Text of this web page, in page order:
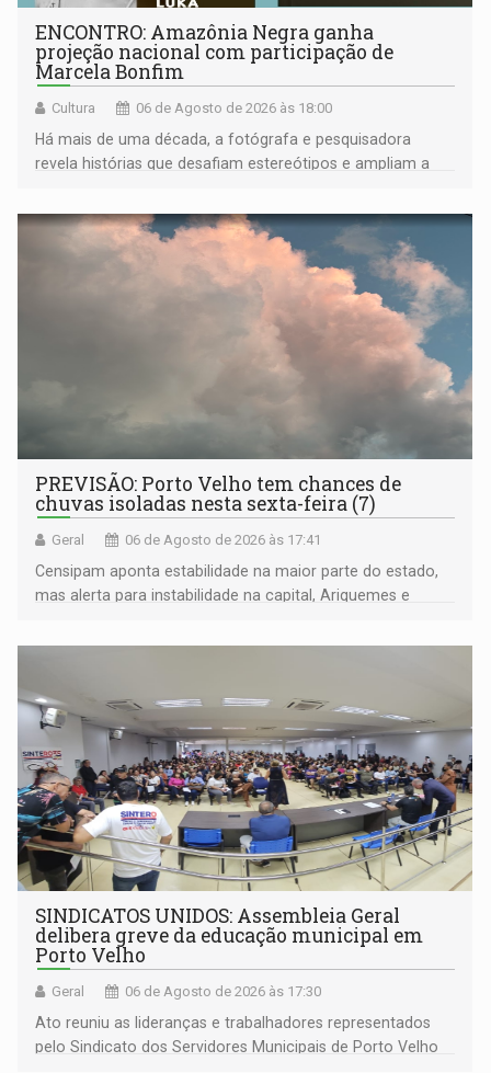
ENCONTRO: Amazônia Negra ganha
projeção nacional com participação de
Marcela Bonfim
Cultura 06 de Agosto de 2026 às 18:00
Há mais de uma década, a fotógrafa e pesquisadora
revela histórias que desafiam estereótipos e ampliam a
negras
PREVISÃO: Porto Velho tem chances de
chuvas isoladas nesta sexta-feira (7)
Geral 06 de Agosto de 2026 às 17:41
Censipam aponta estabilidade na maior parte do estado,
mas alerta para instabilidade na capital, Ariquemes e
SINDICATOS UNIDOS: Assembleia Geral
delibera greve da educação municipal em
Porto Velho
Geral 06 de Agosto de 2026 às 17:30
Ato reuniu as lideranças e trabalhadores representados
pelo Sindicato dos Servidores Municipais de Porto Velho